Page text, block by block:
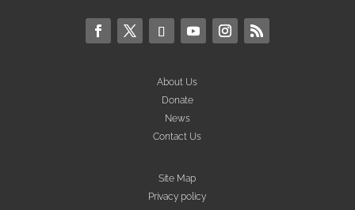
About Us
Donate
News
Contact Us
Site Map
Privacy policy